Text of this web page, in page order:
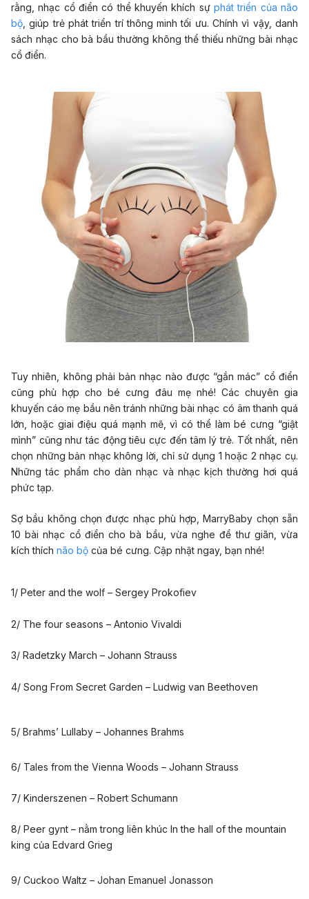
rằng, nhạc cổ điển có thể khuyến khích sự phát triển của não
bộ , giúp trẻ phát triển trí thông minh tối ưu. Chính vì vậy, danh
sách nhạc cho bà bầu thường không thể thiếu những bài nhạc
cổ điển.
Tuy nhiên, không phải bản nhạc nào được “gắn mác” cổ điển
cũng phù hợp cho bé cưng đâu mẹ nhé! Các chuyên gia
khuyến cáo mẹ bầu nên tránh những bài nhạc có âm thanh quá
lớn, hoặc giai điệu quá mạnh mẽ, vì có thể làm bé cưng “giật
mình” cũng như tác động tiêu cực đến tâm lý trẻ. Tốt nhất, nên
chọn những bản nhạc không lời, chỉ sử dụng 1 hoặc 2 nhạc cụ.
Những tác phẩm cho dàn nhạc và nhạc kịch thường hơi quá
phức tạp.
Sợ bầu không chọn được nhạc phù hợp, MarryBaby chọn sẵn
10 bài nhạc cổ điển cho bà bầu, vừa nghe để thư giãn, vừa
kích thích não bộ của bé cưng. Cập nhật ngay, bạn nhé!
1/ Peter and the wolf – Sergey Prokofiev
2/ The four seasons – Antonio Vivaldi
3/ Radetzky March – Johann Strauss
4/ Song From Secret Garden – Ludwig van Beethoven
5/ Brahms’ Lullaby – Johannes Brahms
6/ Tales from the Vienna Woods – Johann Strauss
7/ Kinderszenen – Robert Schumann
8/ Peer gynt – nằm trong liên khúc In the hall of the mountain
king của Edvard Grieg
9/ Cuckoo Waltz – Johan Emanuel Jonasson